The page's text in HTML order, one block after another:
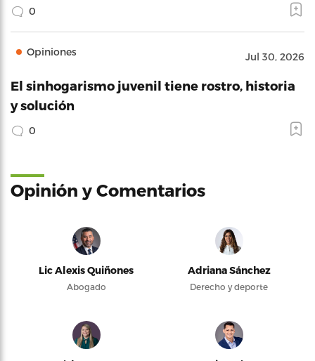
0
Opiniones Jul 30, 2026
El sinhogarismo juvenil tiene rostro, historia
y solución
0
Opinión y Comentarios
Lic Alexis Quiñones
Abogado
Adriana Sánchez
Derecho y deporte